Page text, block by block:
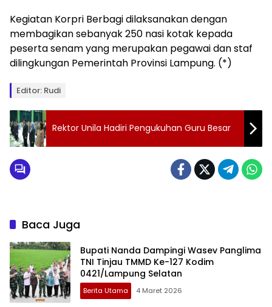
Kegiatan Korpri Berbagi dilaksanakan dengan
membagikan sebanyak 250 nasi kotak kepada
peserta senam yang merupakan pegawai dan staf
dilingkungan Pemerintah Provinsi Lampung. (*)
Editor: Rudi
Rektor Unila Hadiri Pengukuhan Guru Besar
Baca Juga
Bupati Nanda Dampingi Wasev Panglima
TNI Tinjau TMMD Ke-127 Kodim
0421/Lampung Selatan
Berita Utama 4 Maret 2026